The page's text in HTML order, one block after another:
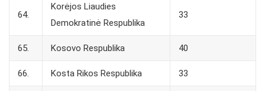
64.
Korėjos Liaudies
Demokratinė Respublika
33
65. Kosovo Respublika 40
66. Kosta Rikos Respublika 33